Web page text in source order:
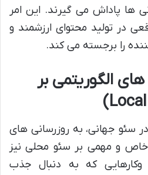
ها پاداش می گیرند. این امر
در تولید محتوای ارزشمند و
را برجسته می کند.
های الگوریتمی بر
سئو جهانی، به روزرسانی های
خاص و مهمی بر سئو محلی نیز
که به دنبال جذب